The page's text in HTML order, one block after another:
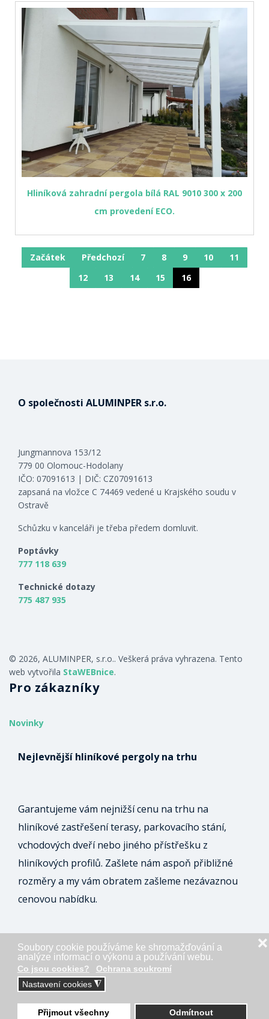
Soubory cookie používáme ke shromažďování a
analýze informací o výkonu a používání webu.
Co jsou cookies?
Ochrana soukromí
Nastavení cookies ◮
Přijmout všechny Odmítnout
❌
Hliníková zahradní pergola bílá RAL 9010 300 x 200
cm provedení ECO.
Začátek Předchozí 7 8 9 10
11
12
13 14 15 16
O společnosti ALUMINPER s.r.o.
Jungmannova 153/12
779 00 Olomouc-Hodolany
IČO: 07091613 | DIČ: CZ07091613
zapsaná na vložce C 74469 vedené u Krajského soudu v
Ostravě
Schůzku v kanceláři je třeba předem domluvit.
Poptávky
777 118 639
Technické dotazy
775 487 935
© 2026, ALUMINPER, s.r.o.. Veškerá práva vyhrazena. Tento
web vytvořila StaWEBnice.
Pro zákazníky
Novinky
Nejlevnější hliníkové pergoly na trhu
Garantujeme vám nejnižší cenu na trhu na
hliníkové zastřešení terasy, parkovacího stání,
vchodových dveří nebo jiného přístřešku z
hliníkových profilů. Zašlete nám aspoň přibližné
rozměry a my vám obratem zašleme nezávaznou
cenovou nabídku.
ODESLAT NEZÁVAZNOU POPTÁVKU